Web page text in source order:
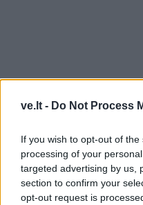
ve.lt - Do Not Process
If you wish to opt-out of
processing of your
targeted advertising by us,
section to confirm your
opt-out request is